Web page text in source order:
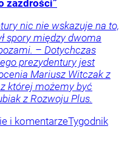
zazdrości”
nic nie wskazuje na to,
spory między dwoma
– Dotychczas
prezydentury jest
Mariusz Witczak z
której możemy być
z Rozwoju Plus.
i komentarzeTygodnik